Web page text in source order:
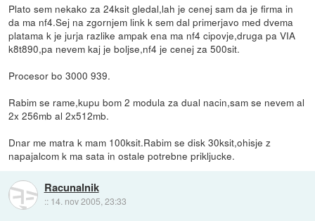
Plato sem nekako za 24ksit gledal,lah je cenej sam da je firma in
da ma nf4.Sej na zgornjem link k sem dal primerjavo med dvema
platama k je jurja razlike ampak ena ma nf4 cipovje,druga pa VIA
k8t890,pa nevem kaj je boljse,nf4 je cenej za 500sit.
Procesor bo 3000 939.
Rabim se rame,kupu bom 2 modula za dual nacin,sam se nevem al
2x 256mb al 2x512mb.
Dnar me matra k mam 100ksit.Rabim se disk 30ksit,ohisje z
napajalcom k ma sata in ostale potrebne prikljucke.
Racunalnik
:: 14. nov 2005, 23:33